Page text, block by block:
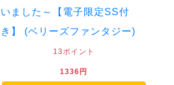
いました～【電子限定SS付
き】 (ベリーズファンタジー)
13ポイント
1336円